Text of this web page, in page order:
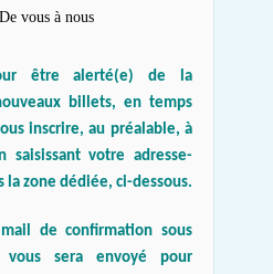
être alerté(e) de la
billets, en temps
inscrire, au préalable, à
saisissant votre adresse-
la zone dédiée, ci-dessous.
de confirmation sous
sera envoyé pour